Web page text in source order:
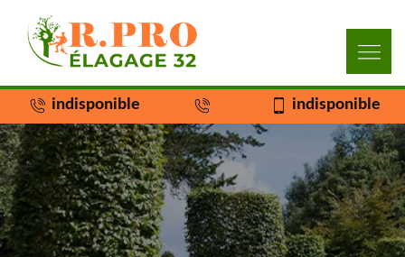
indisponible indisponible